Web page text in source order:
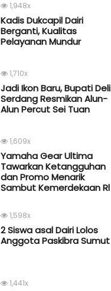
1,948x
Kadis Dukcapil Dairi
Berganti, Kualitas
Pelayanan Mundur
1,710x
Jadi Ikon Baru, Bupati Deli
Serdang Resmikan Alun-
Alun Percut Sei Tuan
1,609x
Yamaha Gear Ultima
Tawarkan Ketangguhan
dan Promo Menarik
Sambut Kemerdekaan Rl
1,598x
2 Siswa asal Dairi Lolos
Anggota Paskibra Sumut
1,441x